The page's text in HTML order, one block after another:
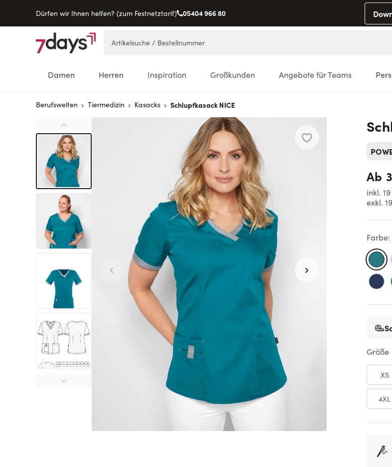
Dürfen wir Ihnen helfen? (zum Festnetztarif) 05404 966 80
Direkt zum Inhalt
Damen Herren Inspiration Großkunden Angebote für Teams
Berufswelten Tiermedizin Kasacks Schlupfkasack NICE
Ab
inkl.
exkl.
Farbe:
Größe
XS
4XL